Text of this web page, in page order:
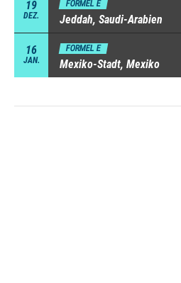
19
DEZ.
FORMEL E
Jeddah, Saudi-Arabien
16
JAN.
FORMEL E
Mexiko-Stadt, Mexiko